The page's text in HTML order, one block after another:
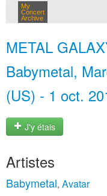
My
Concert
Archive
METAL
Babymetal,
(US) - 1 oct.
J'y étais
Artistes
Babymetal, Avatar